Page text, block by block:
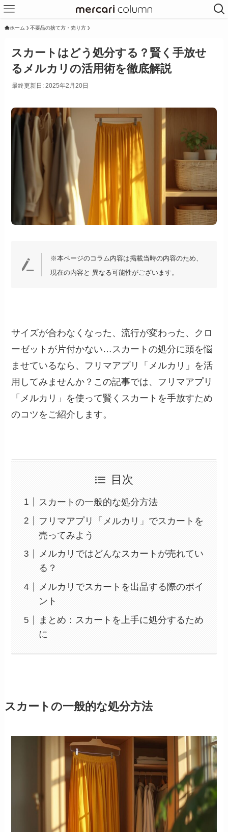
ホーム 不要品の捨て方・売り方
スカートはどう処分する？賢く手放せ
るメルカリの活用術を徹底解説
最終更新日: 2025年2月20日
※本ページのコラム内容は掲載当時の内容のため、
現在の内容と 異なる可能性がございます。
サイズが合わなくなった、流行が変わった、クロ
ーゼットが片付かない…スカートの処分に頭を悩
ませているなら、フリマアプリ「メルカリ」を活
用してみませんか？この記事では、フリマアプリ
「メルカリ」を使って賢くスカートを手放すため
のコツをご紹介します。
目次
スカートの一般的な処分方法
フリマアプリ「メルカリ」でスカートを
売ってみよう
メルカリではどんなスカートが売れてい
る？
メルカリでスカートを出品する際のポイ
ント
まとめ：スカートを上手に処分するため
に
スカートの一般的な処分方法